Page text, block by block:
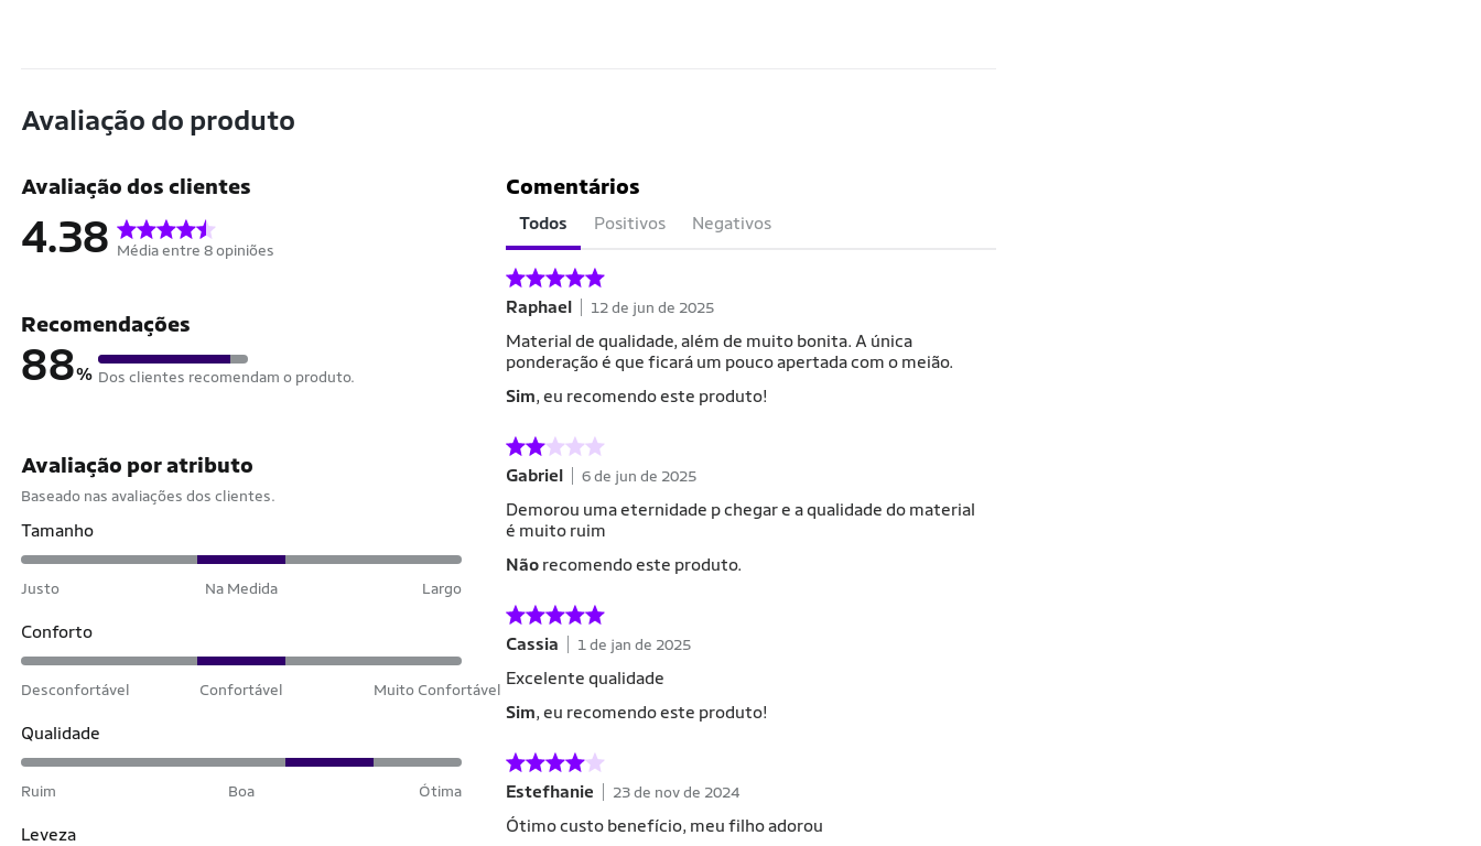
Avaliação do produto
Avaliação dos clientes
4.38 Média entre 8 opiniões
Recomendações
88% Dos clientes recomendam o produto.
Avaliação por atributo
Baseado nas avaliações dos clientes.
Tamanho
Justo Na Medida Largo
Conforto
Desconfortável Confortável Muito Confortável
Qualidade
Ruim Boa Ótima
Leveza
Comentários
Todos Positivos Negativos
Raphael 12 de jun de 2025
Material de qualidade, além de muito bonita. A única
ponderação é que ficará um pouco apertada com o meião.
Sim, eu recomendo este produto!
Gabriel 6 de jun de 2025
Demorou uma eternidade p chegar e a qualidade do material
é muito ruim
Não recomendo este produto.
Cassia 1 de jan de 2025
Excelente qualidade
Sim, eu recomendo este produto!
Estefhanie 23 de nov de 2024
Ótimo custo benefício, meu filho adorou